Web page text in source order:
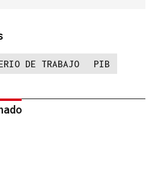
DE TRABAJO PIB